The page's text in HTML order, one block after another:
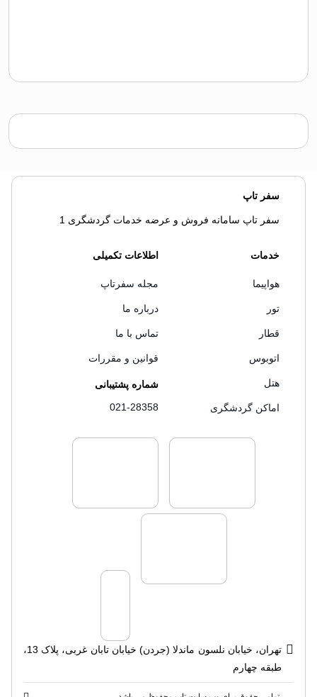
سفر تاپ
سفر تاپ سامانه فروش و عرضه خدمات گردشگری 1
خدمات
هواپیما
تور
قطار
اتوبوس
هتل
اماکن گردشگری
اطلاعات تکمیلی
مجله سفرتاپ
درباره ما
تماس با ما
قوانین و مقررات
شماره پشتیبانی
021-28358
لایسنس های فروش سفرتاپلایسنس های
لایسنس های فروش سفرتاپ
تهران، خیابان نلسون ماندلا (جردن) خیابان تابان غربی، پلاک 13،
طبقه چهارم